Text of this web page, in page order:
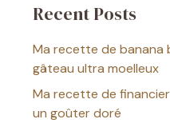
Recent Posts
Ma recette de banana
gâteau ultra moelleux
Ma recette de
un goûter doré